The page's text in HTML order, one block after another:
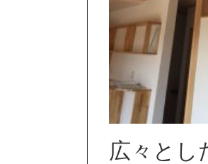
広々とし